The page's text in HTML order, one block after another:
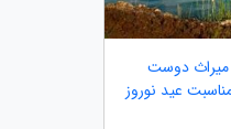
میراث دوست
عید نوروز